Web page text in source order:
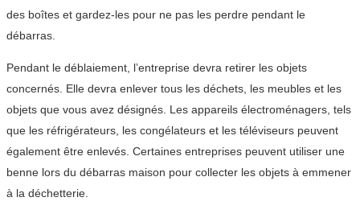
des boîtes et gardez-les pour ne pas les perdre pendant le
débarras.
Pendant le déblaiement, l’entreprise devra retirer les objets
concernés. Elle devra enlever tous les déchets, les meubles et les
objets que vous avez désignés. Les appareils électroménagers, tels
que les réfrigérateurs, les congélateurs et les téléviseurs peuvent
également être enlevés. Certaines entreprises peuvent utiliser une
benne lors du débarras maison pour collecter les objets à emmener
à la déchetterie.